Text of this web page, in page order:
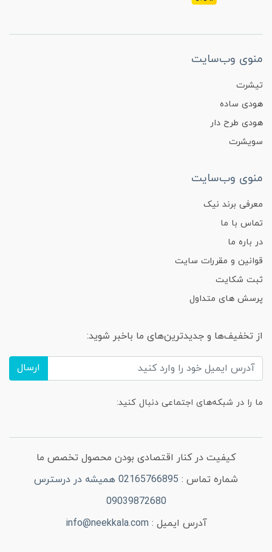
منوی وب‌سایت
تیشرت
هودی ساده
هودی طرح دار
سویشرت
منوی وب‌سایت
معرفی برند نیک
تماس با ما
در باره ما
قوانین و مقررات سایت
ثبت شکایت
پرسش های متداول
از تخفیف‌ها و جدیدترین‌های ما باخبر شوید:
ارسال
ما را در شبکه‌های اجتماعی دنبال کنید:
کیفیت در کنار اقتصادی بودن محصول تخصص ما
شماره تماس :
02165766895 همیشه در درسترس
09039872680
آدرس ایمیل : info@neekkala.com